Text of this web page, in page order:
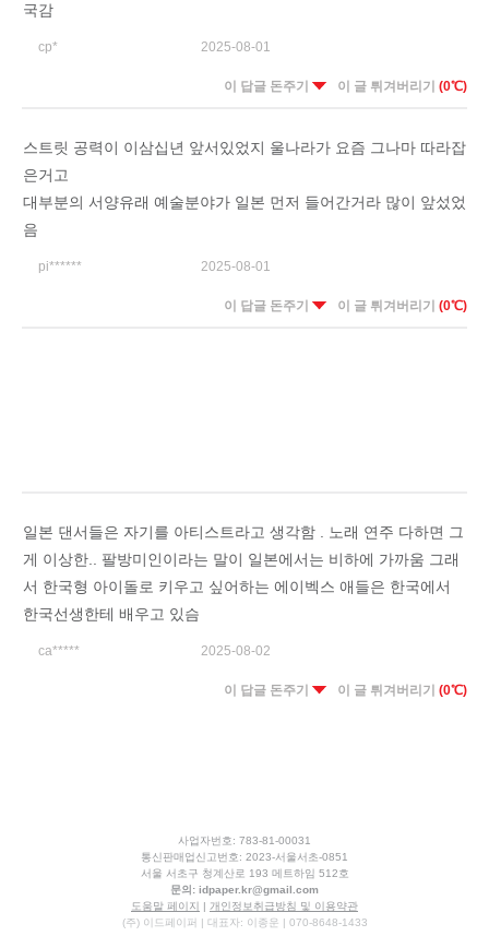
국감
cp* 2025-08-01
이 답글 돈주기 이 글 튀겨버리기 (0℃)
스트릿 공력이 이삼십년 앞서있었지 울나라가 요즘 그나마 따라잡
은거고
대부분의 서양유래 예술분야가 일본 먼저 들어간거라 많이 앞섰었
음
pi****** 2025-08-01
이 답글 돈주기 이 글 튀겨버리기 (0℃)
일본 댄서들은 자기를 아티스트라고 생각함 . 노래 연주 다하면 그
게 이상한.. 팔방미인이라는 말이 일본에서는 비하에 가까움 그래
서 한국형 아이돌로 키우고 싶어하는 에이벡스 애들은 한국에서
한국선생한테 배우고 있슴
ca***** 2025-08-02
이 답글 돈주기 이 글 튀겨버리기 (0℃)
사업자번호: 783-81-00031
통신판매업신고번호: 2023-서울서초-0851
서울 서초구 청계산로 193 메트하임 512호
문의: idpaper.kr@gmail.com
도움말 페이지
| 개인정보취급방침 및 이용약관
(주) 이드페이퍼 | 대표자: 이종운 | 070-8648-1433